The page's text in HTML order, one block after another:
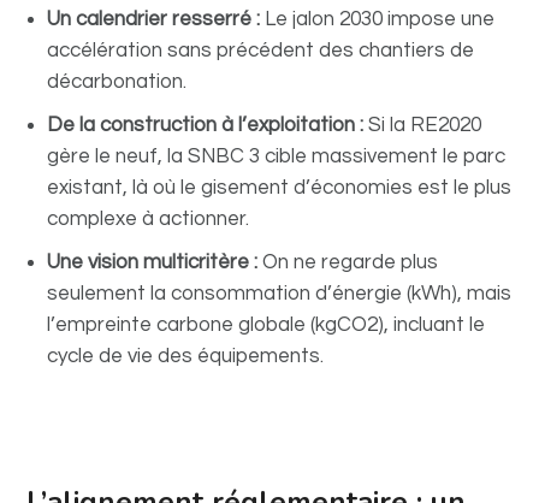
Un calendrier resserré : Le jalon 2030 impose une
accélération sans précédent des chantiers de
décarbonation.
De la construction à l’exploitation : Si la RE2020
gère le neuf, la SNBC 3 cible massivement le parc
existant, là où le gisement d’économies est le plus
complexe à actionner.
Une vision multicritère : On ne regarde plus
seulement la consommation d’énergie (kWh), mais
l’empreinte carbone globale (kgCO2), incluant le
cycle de vie des équipements.